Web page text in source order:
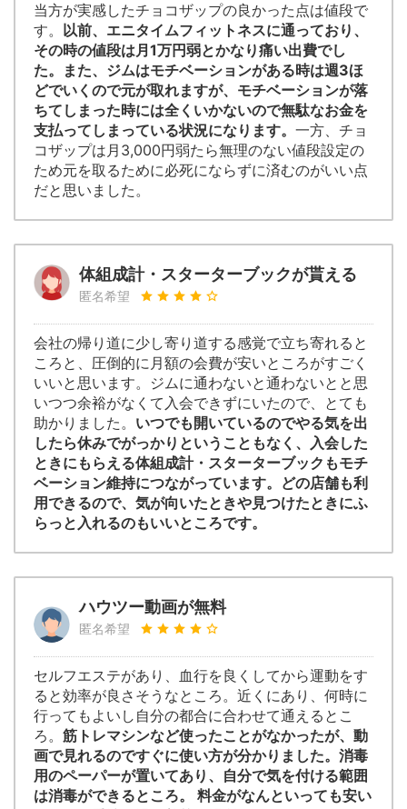
当方が実感したチョコザップの良かった点は値段で
す。 以前、エニタイムフィットネスに通っており、
その時の値段は月1万円弱とかなり痛い出費でし
た。また、ジムはモチベーションがある時は週3ほ
どでいくので元が取れますが、モチベーションが落
ちてしまった時には全くいかないので無駄なお金を
支払ってしまっている状況になります。 一方、チョ
コザップは月3,000円弱たら無理のない値段設定の
ため元を取るために必死にならずに済むのがいい点
だと思いました。
体組成計・スターターブックが貰える
匿名希望
会社の帰り道に少し寄り道する感覚で立ち寄れると
ころと、圧倒的に月額の会費が安いところがすごく
いいと思います。ジムに通わないと通わないとと思
いつつ余裕がなくて入会できずにいたので、とても
助かりました。 いつでも開いているのでやる気を出
したら休みでがっかりということもなく、入会した
ときにもらえる体組成計・スターターブックもモチ
ベーション維持につながっています。どの店舗も利
用できるので、気が向いたときや見つけたときにふ
らっと入れるのもいいところです。
ハウツー動画が無料
匿名希望
セルフエステがあり、血行を良くしてから運動をす
ると効率が良さそうなところ。近くにあり、何時に
行ってもよいし自分の都合に合わせて通えるとこ
ろ。 筋トレマシンなど使ったことがなかったが、動
画で見れるのですぐに使い方が分かりました。消毒
用のペーパーが置いてあり、自分で気を付ける範囲
は消毒ができるところ。 料金がなんといっても安い